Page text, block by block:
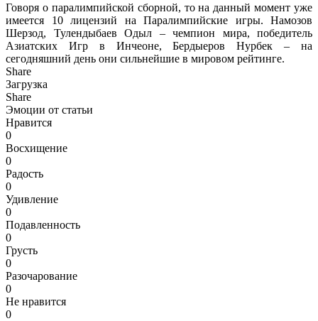
Говоря о паралимпийской сборной, то на данный момент уже
имеется 10 лицензий на Паралимпийские игры. Намозов
Шерзод, Тулендыбаев Одыл – чемпион мира, победитель
Азиатских Игр в Инчеоне, Бердыеров Нурбек – на
сегодняшний день они сильнейшие в мировом рейтинге.
Share
Загрузка
Share
Эмоции от статьи
Нравится
0
Восхищение
0
Радость
0
Удивление
0
Подавленность
0
Грусть
0
Разочарование
0
Не нравится
0